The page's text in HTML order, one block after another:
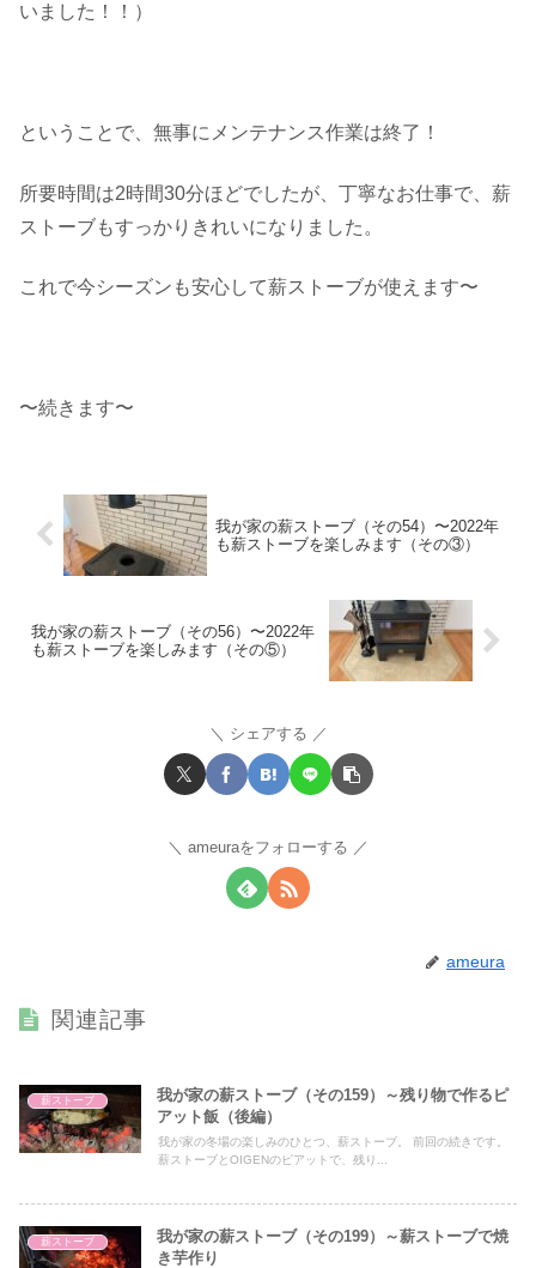
いました！！）
ということで、無事にメンテナンス作業は終了！
所要時間は2時間30分ほどでしたが、丁寧なお仕事で、薪
ストーブもすっかりきれいになりました。
これで今シーズンも安心して薪ストーブが使えます〜
〜続きます〜
我が家の薪ストーブ（その54）〜2022年
も薪ストーブを楽しみます（その③）
我が家の薪ストーブ（その56）〜2022年
も薪ストーブを楽しみます（その⑤）
シェアする
ameuraをフォローする
ameura
関連記事
薪ストーブ
我が家の薪ストーブ（その159）～残り物で作るピ
アット飯（後編）
我が家の冬場の楽しみのひとつ、薪ストーブ。 前回の続きです。
薪ストーブとOIGENのピアットで、残り...
薪ストーブ
我が家の薪ストーブ（その199）～薪ストーブで焼
き芋作り